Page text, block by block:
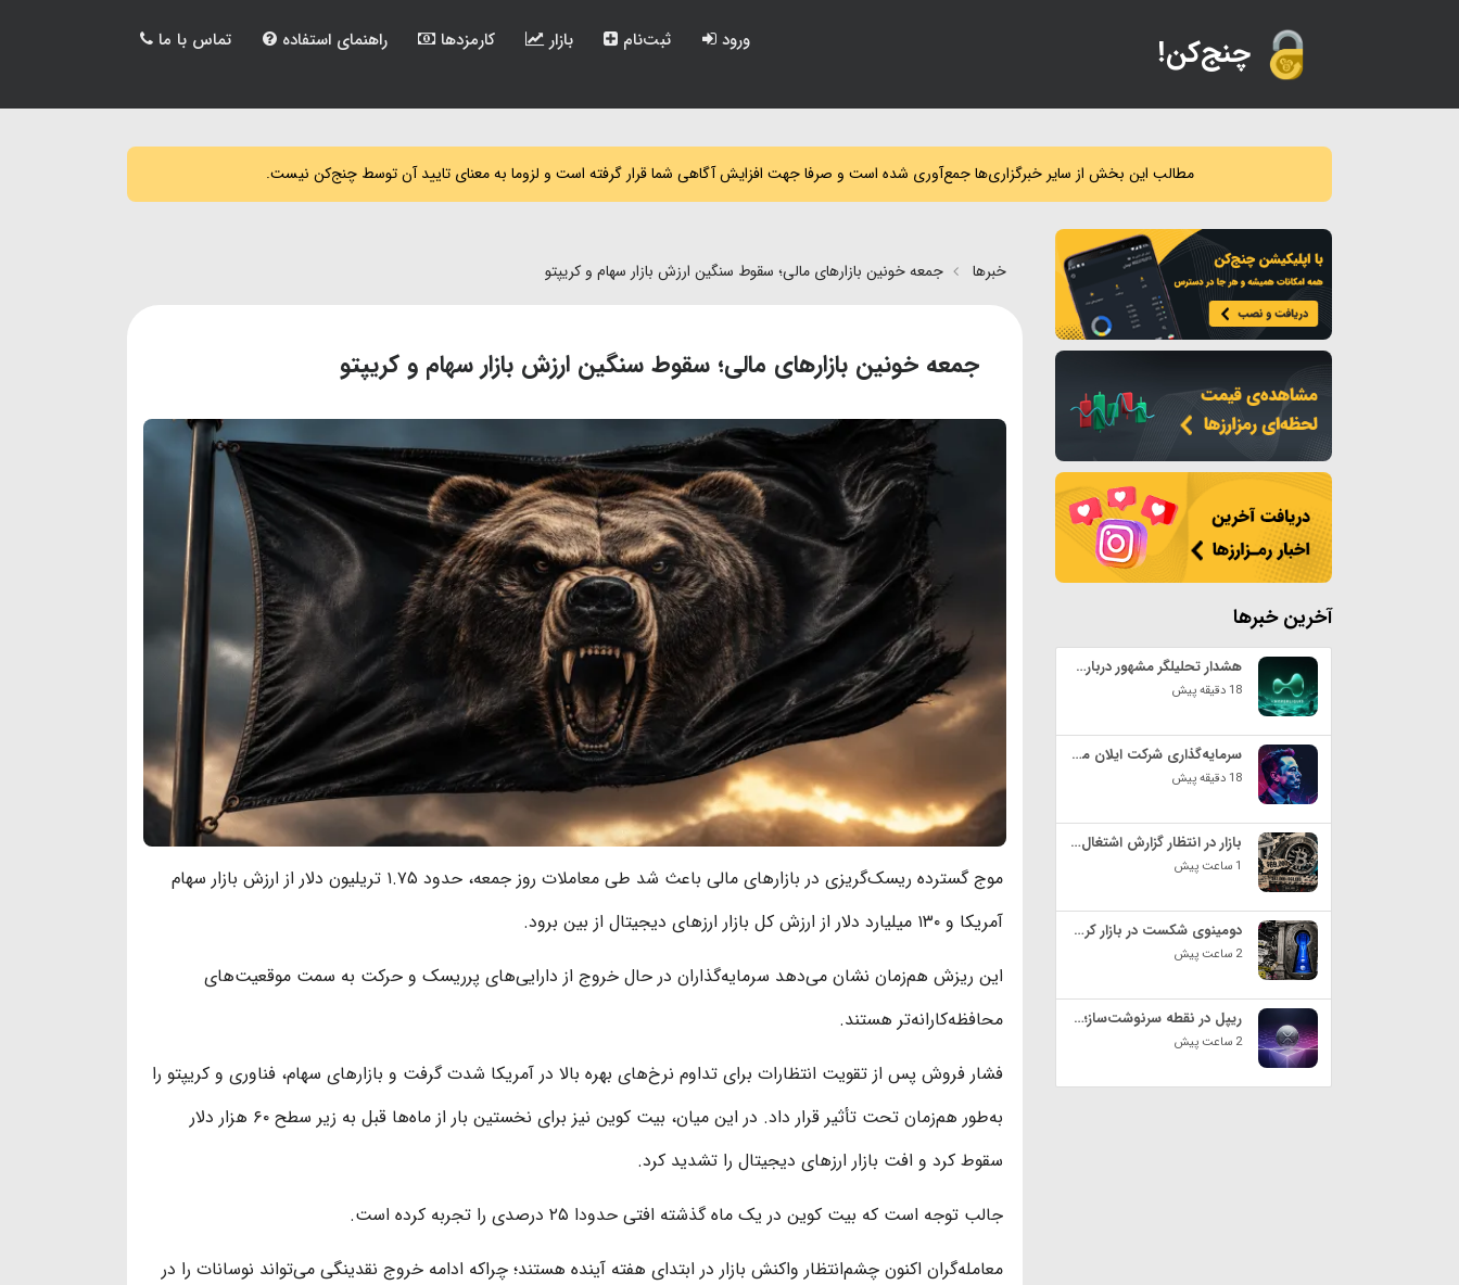
ورود ثبت‌نام بازار کارمزدها راهنمای استفاده تماس با ما
مطالب این بخش از سایر خبرگزاری‌ها جمع‌آوری شده است و صرفا جهت افزایش آگاهی شما قرار گرفته است و لزوما به معنای تایید آن توسط چنج‌کن نیست.
خبرها جمعه خونین بازارهای مالی؛ سقوط سنگین ارزش بازار سهام و کریپتو
جمعه خونین بازارهای مالی؛ سقوط سنگین ارزش بازار سهام و کریپتو
موج گسترده ریسک‌گریزی در بازارهای مالی باعث شد طی معاملات روز جمعه، حدود ۱.۷۵ تریلیون دلار از ارزش بازار سهام
آمریکا و ۱۳۰ میلیارد دلار از ارزش کل بازار ارزهای دیجیتال از بین برود.
این ریزش هم‌زمان نشان می‌دهد سرمایه‌گذاران در حال خروج از دارایی‌های پرریسک و حرکت به سمت موقعیت‌های
محافظه‌کارانه‌تر هستند.
فشار فروش پس از تقویت انتظارات برای تداوم نرخ‌های بهره بالا در آمریکا شدت گرفت و بازارهای سهام، فناوری و کریپتو را
به‌طور هم‌زمان تحت تأثیر قرار داد. در این میان، بیت‌ کوین نیز برای نخستین بار از ماه‌ها قبل به زیر سطح ۶۰ هزار دلار
سقوط کرد و افت بازار ارزهای دیجیتال را تشدید کرد.
جالب توجه است که بیت کوین در یک ماه گذشته افتی حدودا ۲۵ درصدی را تجربه کرده است.
معامله‌گران اکنون چشم‌انتظار واکنش بازار در ابتدای هفته آینده هستند؛ چراکه ادامه خروج نقدینگی می‌تواند نوسانات را در
آخرین خبرها
هشدار تحلیلگر مشهور درباره هایپرلیکوئید؛ آیا HYPE آماده ریزش بیشتر است؟
18 دقیقه پیش
سرمایه‌گذاری شرکت ایلان ماسک در هوش مصنوعی؛ خبری از خرید جدید بیت کوین نیست
18 دقیقه پیش
بازار در انتظار گزارش اشتغال آمریکا؛ آیا بیت‌ کوین از بلاتکلیفی خارج می‌شود؟
1 ساعت پیش
دومینوی شکست در بازار کریپتو؛ بیش از ۱۶۰ پروژه از ابتدای ۲۰۲۶ تعطیل شدند
2 ساعت پیش
ریپل در نقطه سرنوشت‌ساز؛ بررسی دو سناریوی مهم برای قیمت XRP
2 ساعت پیش